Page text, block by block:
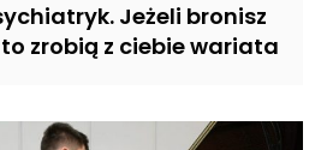
Jeżeli bronisz
zrobią z ciebie wariata